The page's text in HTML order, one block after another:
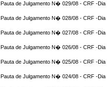
Pauta de Julgamento N� 029/08 - CRF -Dia
Pauta de Julgamento N� 028/08 - CRF -Dia
Pauta de Julgamento N� 027/08 - CRF -Dia
Pauta de Julgamento N� 026/08 - CRF -Dia
Pauta de Julgamento N� 025/08 - CRF -Dia
Pauta de Julgamento N� 024/08 - CRF -Dia